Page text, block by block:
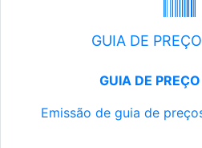
GUIA DE
GUIA DE
Emissão de guia de